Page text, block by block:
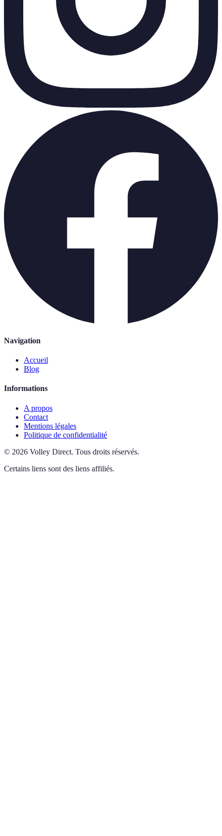
Navigation
Accueil
Blog
Informations
A propos
Contact
Mentions légales
Politique de confidentialité
© 2026 Volley Direct. Tous droits réservés.
Certains liens sont des liens affiliés.